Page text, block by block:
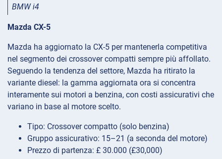
BMW i4
Mazda CX-5
Mazda ha aggiornato la CX-5 per mantenerla competitiva
nel segmento dei crossover compatti sempre più affollato.
Seguendo la tendenza del settore, Mazda ha ritirato la
variante diesel: la gamma aggiornata ora si concentra
interamente sui motori a benzina, con costi assicurativi che
variano in base al motore scelto.
Tipo: Crossover compatto (solo benzina)
Gruppo assicurativo: 15–21 (a seconda del motore)
Prezzo di partenza: £ 30.000 (£30,000)